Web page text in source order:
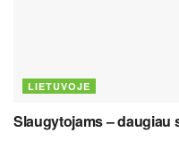
LIETUVOJE
Slaugytojams – daugiau